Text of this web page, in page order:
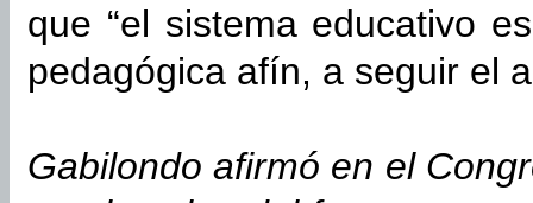
que “el sistema educativo
pedagógica afín, a seguir el
Gabilondo afirmó en el